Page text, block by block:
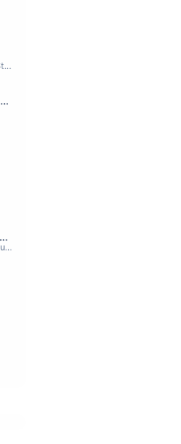
Tänään klo 07:00 - 09:30 - Studiossa: Kimmo Hoivassilta
Tampereenkiäliset uutiset
urheiluviikonloppu
Tänään klo 10:00 - 11:00 - Studiossa: Oiva Paakkari